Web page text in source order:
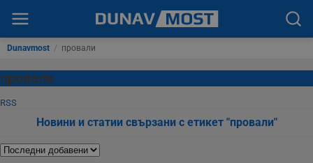
Dunavmost / провали
провали
RSS
Новини и статии свързани с етикет "провали"